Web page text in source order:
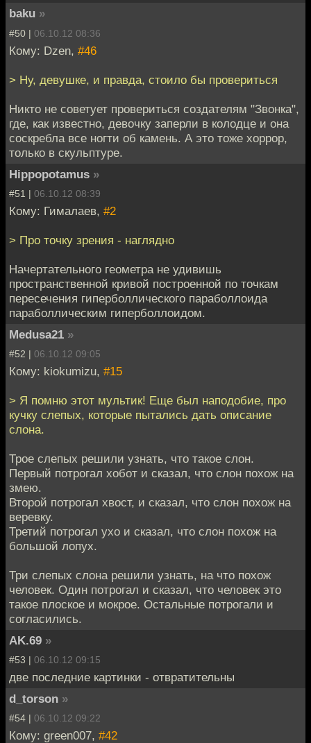
baku »
#50 | 06.10.12 08:36
Кому: Dzen, #46
> Ну, девушке, и правда, стоило бы провериться
Никто не советует провериться создателям "Звонка",
где, как известно, девочку заперли в колодце и она
соскребла все ногти об камень. А это тоже хоррор,
только в скульптуре.
Hippopotamus »
#51 | 06.10.12 08:39
Кому: Гималаев, #2
> Про точку зрения - наглядно
Начертательного геометра не удивишь
пространственной кривой построенной по точкам
пересечения гиперболлического параболлоида
параболлическим гиперболлоидом.
Medusa21 »
#52 | 06.10.12 09:05
Кому: kiokumizu, #15
> Я помню этот мультик! Еще был наподобие, про
кучку слепых, которые пытались дать описание
слона.
Трое слепых решили узнать, что такое слон.
Первый потрогал хобот и сказал, что слон похож на
змею.
Второй потрогал хвост, и сказал, что слон похож на
веревку.
Третий потрогал ухо и сказал, что слон похож на
большой лопух.
Три слепых слона решили узнать, на что похож
человек. Один потрогал и сказал, что человек это
такое плоское и мокрое. Остальные потрогали и
согласились.
AK.69 »
#53 | 06.10.12 09:15
две последние картинки - отвратительны
d_torson »
#54 | 06.10.12 09:22
Кому: green007, #42